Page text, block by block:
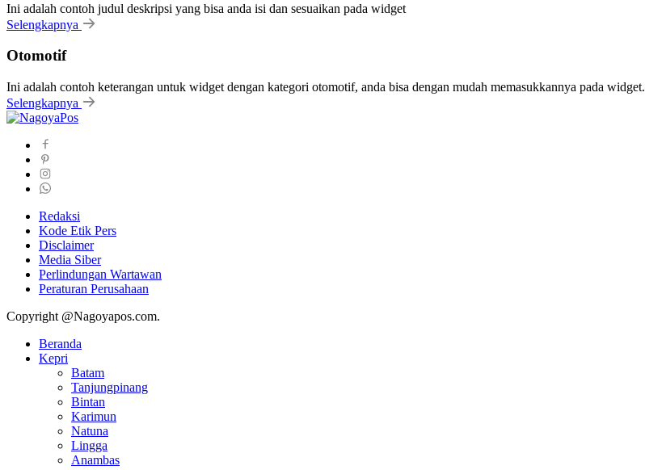
Ini adalah contoh judul deskripsi yang bisa anda isi dan sesuaikan pada widget
Selengkapnya
Otomotif
Ini adalah contoh keterangan untuk widget dengan kategori otomotif, anda bisa dengan mudah memasukkannya pada widget.
Selengkapnya
Redaksi
Kode Etik Pers
Disclaimer
Media Siber
Perlindungan Wartawan
Peraturan Perusahaan
Copyright @Nagoyapos.com.
Beranda
Kepri
Batam
Tanjungpinang
Bintan
Karimun
Natuna
Lingga
Anambas